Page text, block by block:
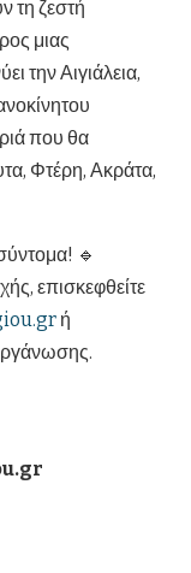
τη ζεστή
μιας
την Αιγιάλεια,
που θα
Φτέρη, Ακράτα,
🔹
επισκεφθείτε
ή
.gr